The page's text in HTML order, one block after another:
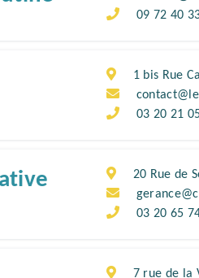
09 72 40
1 bis Rue
03 20 21
20 Rue de
03 20 65
7 rue de la